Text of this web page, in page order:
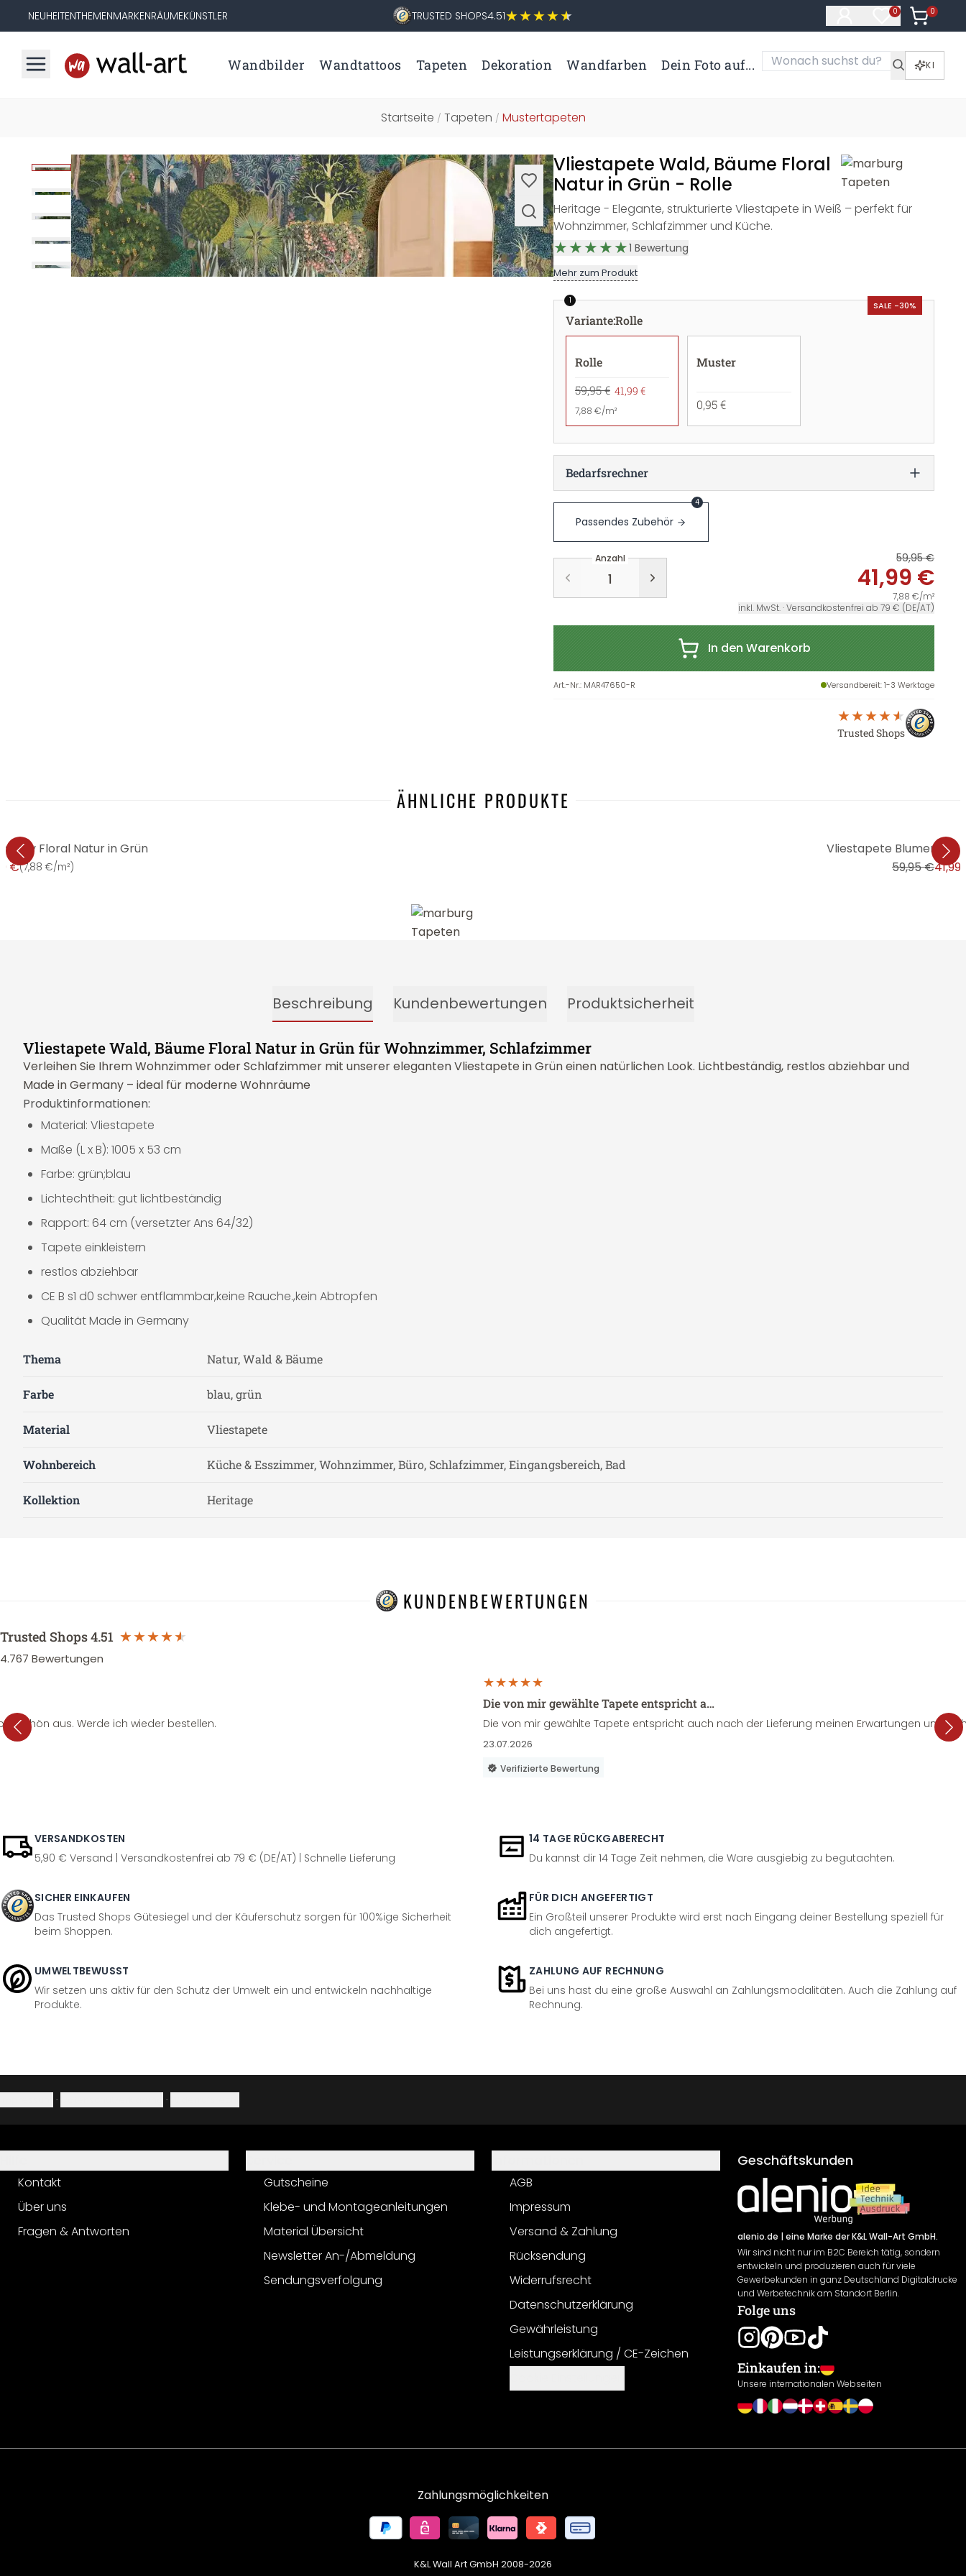
NEUHEITENTHEMENMARKENRÄUMEKÜNSTLER TRUSTED SHOPS4.51 0
Artikel im
0
Artikel
Wandbilder Wandtattoos Tapeten Dekoration Wandfarben Dein Foto auf... KI
Startseite / Tapeten / Mustertapeten
Vliestapete Wald, Bäume Floral
Natur in Grün - Rolle
Heritage - Elegante, strukturierte Vliestapete in Weiß – perfekt für
Wohnzimmer, Schlafzimmer und Küche.
1 Bewertung
Mehr zum Produkt
SALE -30%
1
Variante:Rolle
Rolle
59,95 € 41,99 €
7,88 €/m²
Muster
0,95 €
Bedarfsrechner
Passendes Zubehör
4
Anzahl 59,95 €
41,99 €
7,88 €/m²
inkl. MwSt. · Versandkostenfrei ab 79 € (DE/AT)
In den Warenkorb
Art.-Nr.: MAR47650-R Versandbereit: 1-3 Werktage
Trusted Shops
ÄHNLICHE PRODUKTE
Floral Natur in Grün
€(7,88 €/m²)
Vliestapete Blumen,
59,95 €
Beschreibung Kundenbewertungen Produktsicherheit
Vliestapete Wald, Bäume Floral Natur in Grün für Wohnzimmer, Schlafzimmer
Verleihen Sie Ihrem Wohnzimmer oder Schlafzimmer mit unserer eleganten Vliestapete in Grün einen natürlichen Look. Lichtbeständig, restlos abziehbar und
Made in Germany – ideal für moderne Wohnräume
Produktinformationen:
Material: Vliestapete
Maße (L x B): 1005 x 53 cm
Farbe: grün;blau
Lichtechtheit: gut lichtbeständig
Rapport: 64 cm (versetzter Ans 64/32)
Tapete einkleistern
restlos abziehbar
CE B s1 d0 schwer entflammbar,keine Rauche.,kein Abtropfen
Qualität Made in Germany
Thema Natur, Wald & Bäume
Farbe blau, grün
Material Vliestapete
Wohnbereich Küche & Esszimmer, Wohnzimmer, Büro, Schlafzimmer, Eingangsbereich, Bad
Kollektion Heritage
KUNDENBEWERTUNGEN
Trusted Shops4.51
4.767 Bewertungen
schön aus. Werde ich wieder bestellen.
Die von mir gewählte Tapete entspricht a…
Die von mir gewählte Tapete entspricht auch nach der Lieferung meinen Erwartungen und
23.07.2026
Verifizierte Bewertung
VERSANDKOSTEN
5,90 € Versand | Versandkostenfrei ab 79 € (DE/AT) | Schnelle Lieferung
14 TAGE RÜCKGABERECHT
Du kannst dir 14 Tage Zeit nehmen, die Ware ausgiebig zu begutachten.
SICHER EINKAUFEN
Das Trusted Shops Gütesiegel und der Käuferschutz sorgen für 100%ige Sicherheit
beim Shoppen.
FÜR DICH ANGEFERTIGT
Ein Großteil unserer Produkte wird erst nach Eingang deiner Bestellung speziell für
dich angefertigt.
UMWELTBEWUSST
Wir setzen uns aktiv für den Schutz der Umwelt ein und entwickeln nachhaltige
Produkte.
ZAHLUNG AUF RECHNUNG
Bei uns hast du eine große Auswahl an Zahlungsmodalitäten. Auch die Zahlung auf
Rechnung.
· ·
Kontakt
Über uns
Fragen & Antworten
Gutscheine
Klebe- und Montageanleitungen
Material Übersicht
Newsletter An-/Abmeldung
Sendungsverfolgung
AGB
Impressum
Versand & Zahlung
Rücksendung
Widerrufsrecht
Datenschutzerklärung
Gewährleistung
Leistungserklärung / CE-Zeichen
Geschäftskunden
alenio.de | eine Marke der K&L Wall-Art GmbH.
Wir sind nicht nur im B2C Bereich tätig, sondern
entwickeln und produzieren auch für viele
Gewerbekunden in ganz Deutschland Digitaldrucke
und Werbetechnik am Standort Berlin.
Folge uns
Einkaufen in:
Unsere internationalen Webseiten
Zahlungsmöglichkeiten
K&L Wall Art GmbH 2008-2026